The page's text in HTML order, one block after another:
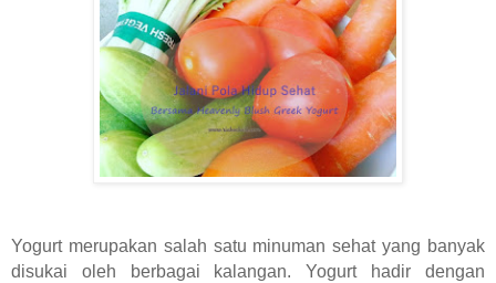
Yogurt merupakan salah satu minuman sehat yang banyak
disukai oleh berbagai kalangan. Yogurt hadir dengan